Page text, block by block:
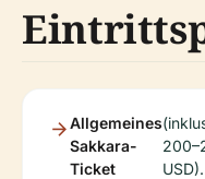
Allgemeines
Sakkara-
Ticket